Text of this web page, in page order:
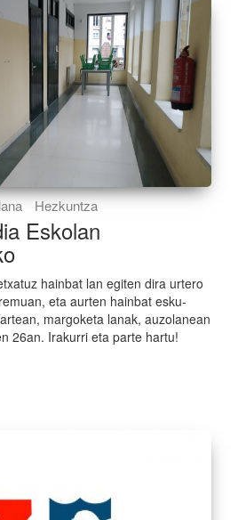
Hezkuntza
Eskolan
hainbat lan egiten dira urtero
eta aurten hainbat esku-
margoketa lanak, auzolanean
26an. Irakurri eta parte hartu!